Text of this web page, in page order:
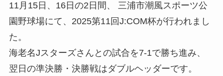
11月15日、16日の2日間、 三浦市潮風スポーツ公
園野球場にて、2025第11回J:COM杯が行われまし
た。
海老名Jスターズさんとの試合を7-1で勝ち進み、
翌日の準決勝・決勝戦はダブルヘッダーです。